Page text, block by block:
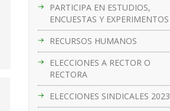
PARTICIPA EN ESTUDIOS,
ENCUESTAS Y EXPERIMENTOS
RECURSOS HUMANOS
ELECCIONES A RECTOR O
RECTORA
ELECCIONES SINDICALES 2023